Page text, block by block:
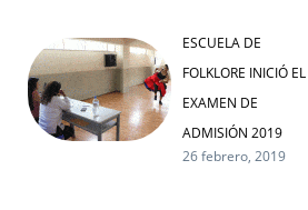
ESCUELA DE
FOLKLORE INICIÓ EL
EXAMEN DE
ADMISIÓN 2019
26 febrero, 2019